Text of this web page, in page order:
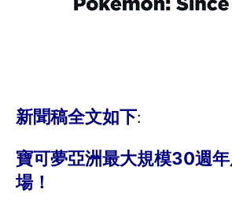
新聞稿全文如下:
寶可夢亞洲最大規模30週
場！